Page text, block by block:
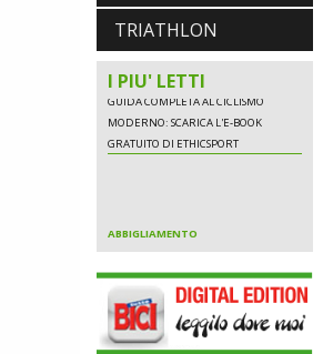
TRIATHLON
I PIU' LETTI
MORETTINI E FILIPPO COLARUSSO
ALIMENTAZIONE
GUIDA COMPLETA AL CICLISMO
GRATUITO DI ETHICSPORT
LOOK. LA NUOVA 785 HUEZ RS,
LEGGEREZZA ASSOLUTA E CARATTERE
PER DOMINARE LE VETTE PIU' DURE
EBIKE